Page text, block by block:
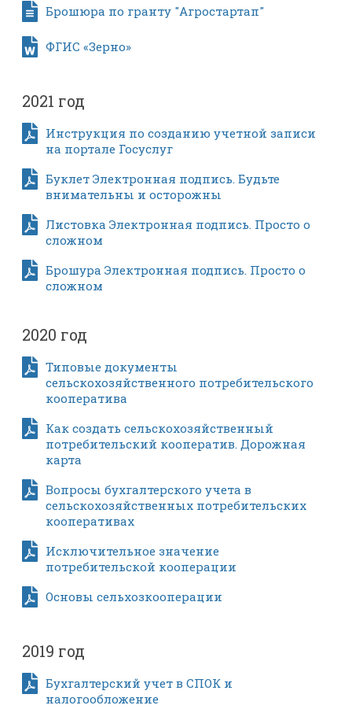
Брошюра по гранту "Агростартап"
ФГИС «Зерно»
2021 год
Инструкция по созданию учетной записи
на портале Госуслуг
Буклет Электронная подпись. Будьте
внимательны и осторожны
Листовка Электронная подпись. Просто о
сложном
Брошура Электронная подпись. Просто о
сложном
2020 год
Типовые документы
сельскохозяйственного потребительского
кооператива
Как создать сельскохозяйственный
потребительский кооператив. Дорожная
карта
Вопросы бухгалтерского учета в
сельскохозяйственных потребительских
кооперативах
Исключительное значение
потребительской кооперации
Основы сельхозкооперации
2019 год
Бухгалтерский учет в СПОК и
налогообложение